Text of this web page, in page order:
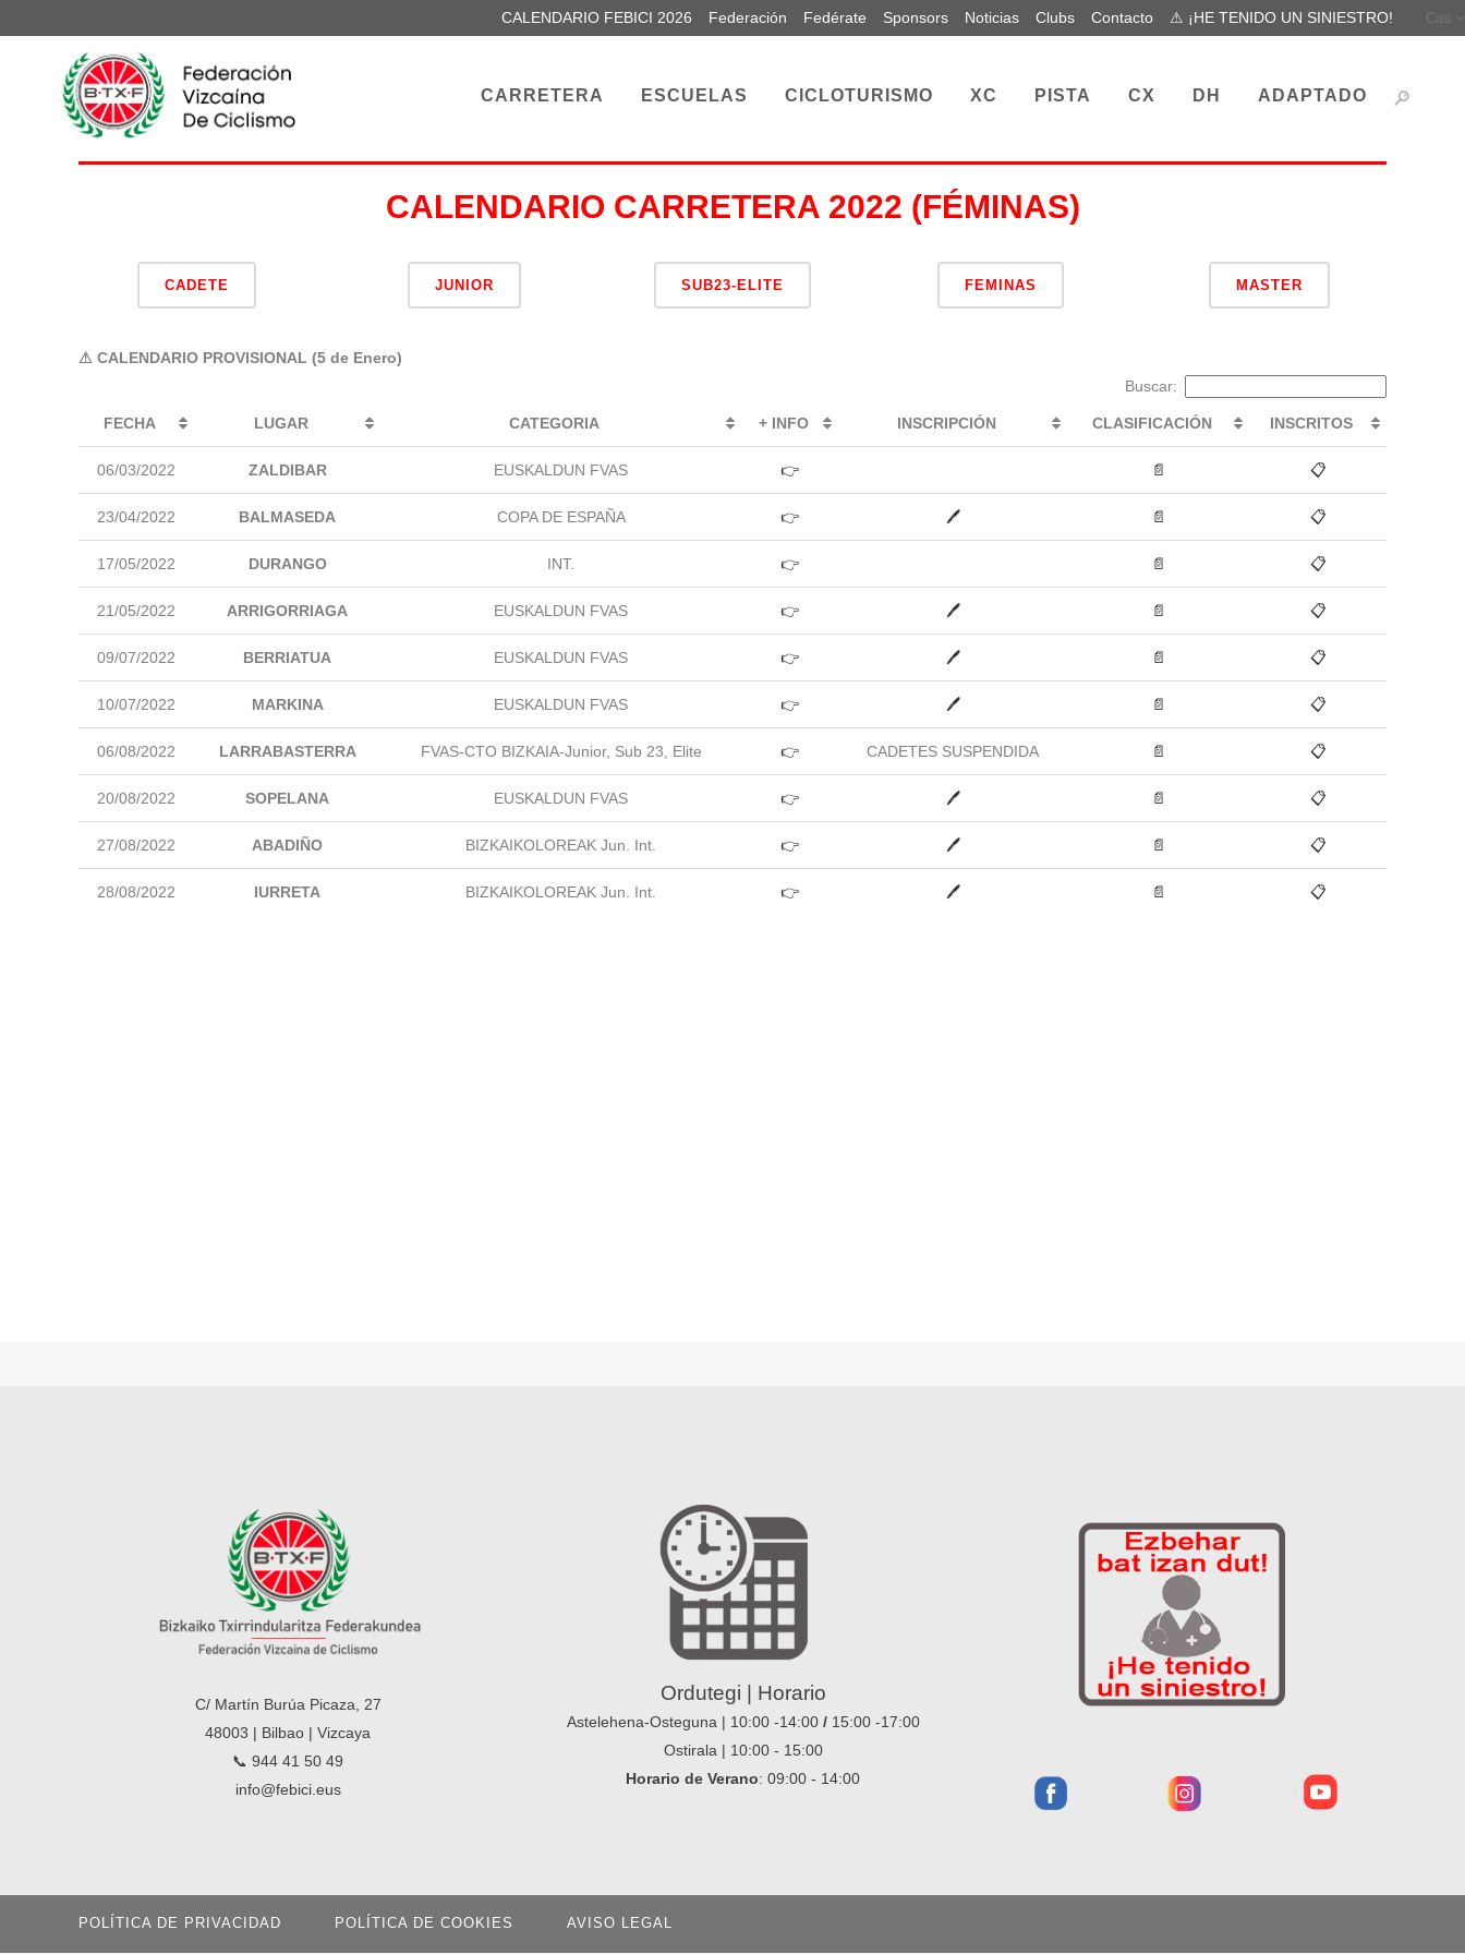
CALENDARIO FEBICI 2026 Federación Fedérate Sponsors Noticias Clubs Contacto ⚠ ¡HE TENIDO UN SINIESTRO! Cas
CARRETERA ESCUELAS CICLOTURISMO XC PISTA CX DH ADAPTADO
CALENDARIO CARRETERA 2022 (FÉMINAS)
CADETE JUNIOR SUB23-ELITE FEMINAS MASTER
⚠ CALENDARIO PROVISIONAL (5 de Enero)
Buscar:
FECHA LUGAR CATEGORIA + INFO INSCRIPCIÓN CLASIFICACIÓN INSCRITOS
06/03/2022 ZALDIBAR EUSKALDUN FVAS 👉 📄 📋
23/04/2022 BALMASEDA COPA DE ESPAÑA 👉 🖊 📄 📋
17/05/2022 DURANGO INT. 👉 📄 📋
21/05/2022 ARRIGORRIAGA EUSKALDUN FVAS 👉 🖊 📄 📋
09/07/2022 BERRIATUA EUSKALDUN FVAS 👉 🖊 📄 📋
10/07/2022 MARKINA EUSKALDUN FVAS 👉 🖊 📄 📋
06/08/2022 LARRABASTERRA FVAS-CTO BIZKAIA-Junior, Sub 23, Elite 👉 CADETES SUSPENDIDA 📄 📋
20/08/2022 SOPELANA EUSKALDUN FVAS 👉 🖊 📄 📋
27/08/2022 ABADIÑO BIZKAIKOLOREAK Jun. Int. 👉 🖊 📄 📋
28/08/2022 IURRETA BIZKAIKOLOREAK Jun. Int. 👉 🖊 📄 📋
C/ Martín Burúa Picaza, 27
48003 | Bilbao | Vizcaya
📞 944 41 50 49
info@febici.eus
Ordutegi | Horario
Astelehena-Osteguna | 10:00 -14:00/ 15:00 -17:00
Ostirala | 10:00 - 15:00
Horario de Verano: 09:00 - 14:00
POLÍTICA DE PRIVACIDAD POLÍTICA DE COOKIES AVISO LEGAL